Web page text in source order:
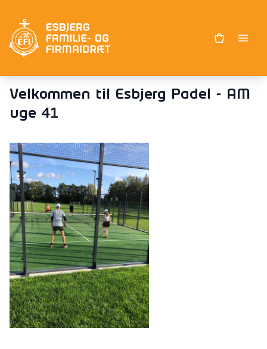
Velkommen til Esbjerg Padel - AM
uge 41